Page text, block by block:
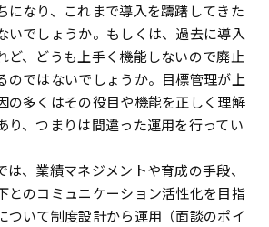
になり、これまで導入を躊躇してきた
いでしょうか。もしくは、過去に導入
ど、どうも上手く機能しないので廃止
のではないでしょうか。目標管理が上
の多くはその役目や機能を正しく理解
り、つまりは間違った運用を行ってい
業績マネジメントや育成の手段、
とのコミュニケーション活性化を目指
ついて制度設計から運用（面談のポイ